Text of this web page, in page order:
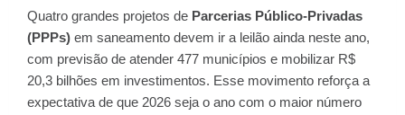
Quatro grandes projetos de Parcerias Público-Privadas
(PPPs) em saneamento devem ir a leilão ainda neste ano,
com previsão de atender 477 municípios e mobilizar R$
20,3 bilhões em investimentos. Esse movimento reforça a
expectativa de que 2026 seja o ano com o maior número